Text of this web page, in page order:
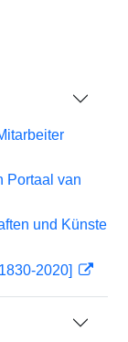
Portaal van
und Künste
2020]